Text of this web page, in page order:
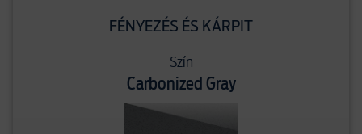
FÉNYEZÉS ÉS KÁRPIT
Szín
Carbonized Gray